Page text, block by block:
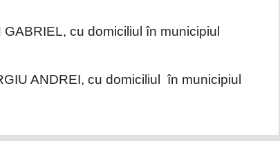
cu domiciliul în municipiul
ANDREI, cu domiciliul în municipiul